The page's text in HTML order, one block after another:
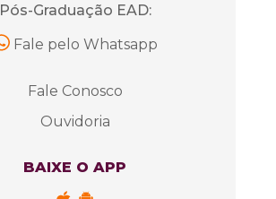
Pós-Graduação EAD:
Fale pelo Whatsapp
Fale Conosco
Ouvidoria
BAIXE O APP